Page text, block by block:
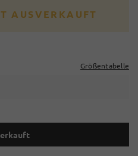
AUSVERKAUFT
Größentabelle